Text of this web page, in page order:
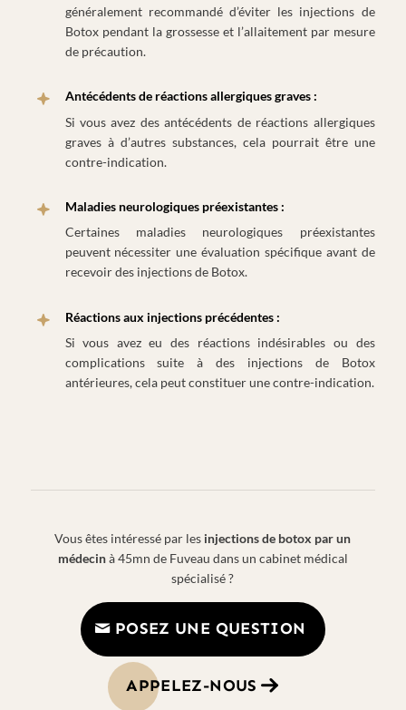
généralement recommandé d’éviter les injections de
Botox pendant la grossesse et l’allaitement par mesure
de précaution.
Antécédents de réactions allergiques graves :
Si vous avez des antécédents de réactions allergiques
graves à d’autres substances, cela pourrait être une
contre-indication.
Maladies neurologiques préexistantes :
Certaines maladies neurologiques préexistantes
peuvent nécessiter une évaluation spécifique avant de
recevoir des injections de Botox.
Réactions aux injections précédentes :
Si vous avez eu des réactions indésirables ou des
complications suite à des injections de Botox
antérieures, cela peut constituer une contre-indication.
Vous êtes intéressé par les injections de botox par un
médecinà 45mn de Fuveau dans un cabinet médical
spécialisé ?
POSEZ UNE QUESTION
APPELEZ-NOUS